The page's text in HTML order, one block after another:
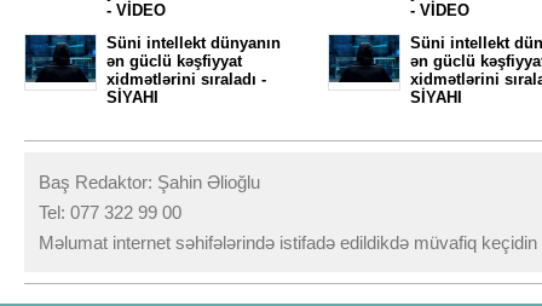
- VİDEO
Süni intellekt dünyanın
ən güclü kəşfiyyat
xidmətlərini sıraladı -
SİYAHI
- VİDEO
Süni intellekt
ən güclü
xidmətlərini
SİYAHI
Baş Redaktor: Şahin Əlioğlu
Tel: 077 322 99 00
Məlumat internet səhifələrində istifadə edildikdə müvafiq keçidin